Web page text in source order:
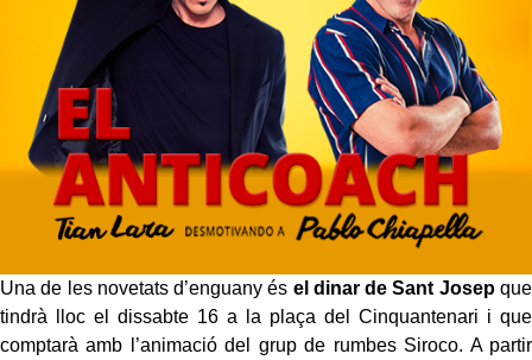
Una de les novetats d’enguany és el dinar de Sant Josepque
tindrà lloc el dissabte 16 a la plaça del Cinquantenari i que
comptarà amb l’animació del grup de rumbes Siroco. A partir